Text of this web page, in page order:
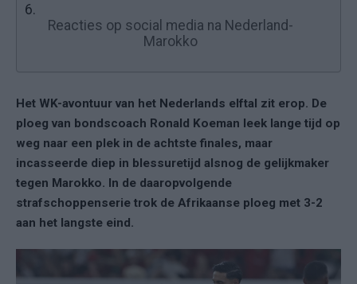
6.
Reacties op social media na Nederland-
Marokko
Het WK-avontuur van het Nederlands elftal zit erop. De
ploeg van bondscoach Ronald Koeman leek lange tijd op
weg naar een plek in de achtste finales, maar
incasseerde diep in blessuretijd alsnog de gelijkmaker
tegen Marokko. In de daaropvolgende
strafschoppenserie trok de Afrikaanse ploeg met 3-2
aan het langste eind.